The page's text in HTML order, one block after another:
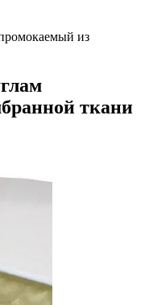
из
ткани